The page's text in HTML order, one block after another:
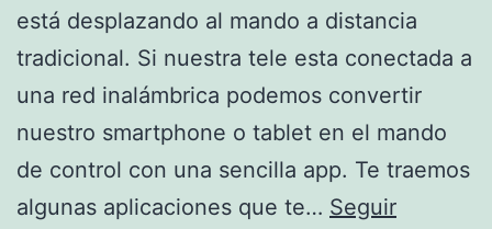
está desplazando al mando a distancia
tradicional. Si nuestra tele esta conectada a
una red inalámbrica podemos convertir
nuestro smartphone o tablet en el mando
de control con una sencilla app. Te traemos
algunas aplicaciones que te… Seguir